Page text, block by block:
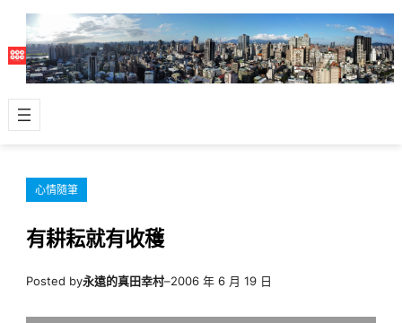
主
容
心情隨筆
有耕耘就有收穫
Posted by永遠的真田幸村–2006 年 6 月 19 日